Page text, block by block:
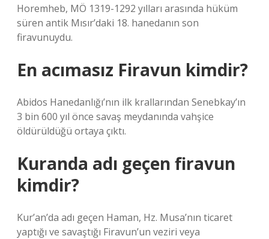
Horemheb, MÖ 1319-1292 yılları arasında hüküm
süren antik Mısır’daki 18. hanedanın son
firavunuydu.
En acımasız Firavun kimdir?
Abidos Hanedanlığı’nın ilk krallarından Senebkay’ın
3 bin 600 yıl önce savaş meydanında vahşice
öldürüldüğü ortaya çıktı.
Kuranda adı geçen firavun
kimdir?
Kur’an’da adı geçen Haman, Hz. Musa’nın ticaret
yaptığı ve savaştığı Firavun’un veziri veya